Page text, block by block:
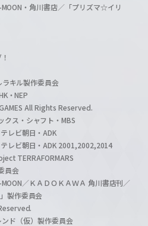
・角川書店／「プリズマ☆イリ
キル製作委員会
・NEP
All Rights Reserved.
ス・シャフト・MBS
レビ朝日・ADK
レビ朝日・ADK 2001,2002,2014
TERRAFORMARS
員会
／ＫＡＤＯＫＡＷＡ 角川書店刊／
製作委員会
ド（仮）製作委員会